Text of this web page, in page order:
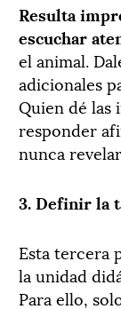
​Resulta
escuchar
el animal.
adicionales
Quien dé las
responder
nunca
3. Definir la
Esta tercera
la unidad
Para ello,